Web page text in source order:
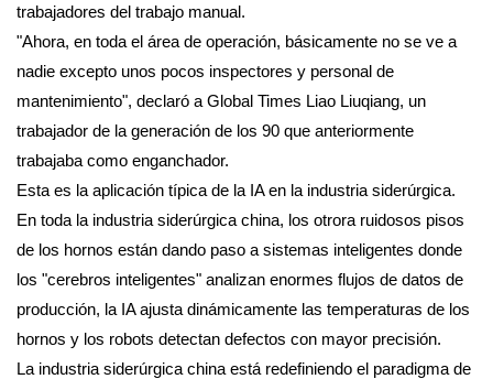
trabajadores del trabajo manual.
"Ahora, en toda el área de operación, básicamente no se ve a
nadie excepto unos pocos inspectores y personal de
mantenimiento", declaró a Global Times Liao Liuqiang, un
trabajador de la generación de los 90 que anteriormente
trabajaba como enganchador.
Esta es la aplicación típica de la IA en la industria siderúrgica.
En toda la industria siderúrgica china, los otrora ruidosos pisos
de los hornos están dando paso a sistemas inteligentes donde
los "cerebros inteligentes" analizan enormes flujos de datos de
producción, la IA ajusta dinámicamente las temperaturas de los
hornos y los robots detectan defectos con mayor precisión.
La industria siderúrgica china está redefiniendo el paradigma de